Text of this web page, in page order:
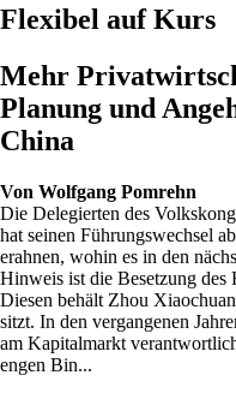
Flexibel auf Kurs
Mehr
Planung und
China
Von Wolfgang Pomrehn
Die Delegierten des
hat seinen Führungswechsel
erahnen, wohin es in den
Hinweis ist die Besetzung des
Diesen behält Zhou
sitzt. In den vergangenen
am Kapitalmarkt
engen Bin...